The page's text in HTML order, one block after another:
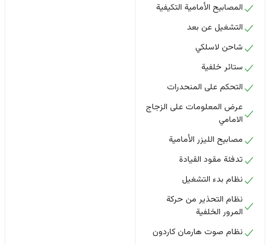
المصابيح الأمامية التكيفية
التشغيل عن بعد
شاحن لاسلكي
ستائر خلفية
التحكم على المنحدرات
عرض المعلومات على الزجاج
الامامي
مصابيح الليزر الأمامية
تدفئة مقود القيادة
نظام بدء التشغيل
نظام التحذير من حركة
المرور الخلفية
نظام صوت هارمان كاردون